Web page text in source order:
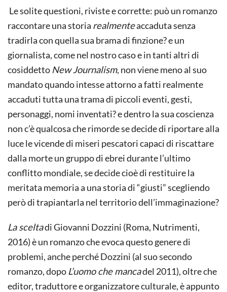
DE
“LA
DI
GIOVANNI
DOZZINI
Le solite questioni, riviste e corrette: può un romanzo
raccontare una storia realmenteaccaduta senza
tradirla con quella sua brama di finzione? e un
giornalista, come nel nostro caso e in tanti altri di
cosiddetto New Journalism, non viene meno al suo
mandato quando intesse attorno a fatti realmente
accaduti tutta una trama di piccoli eventi, gesti,
personaggi, nomi inventati? e dentro la sua coscienza
non c’è qualcosa che rimorde se decide di riportare alla
luce le vicende di miseri pescatori capaci di riscattare
dalla morte un gruppo di ebrei durante l’ultimo
conflitto mondiale, se decide cioè di restituire la
meritata memoria a una storia di “giusti” scegliendo
però di trapiantarla nel territorio dell’immaginazione?
La sceltadi Giovanni Dozzini (Roma, Nutrimenti,
2016) è un romanzo che evoca questo genere di
problemi, anche perché Dozzini (al suo secondo
romanzo, dopo L’uomo che mancadel 2011), oltre che
editor, traduttore e organizzatore culturale, è appunto